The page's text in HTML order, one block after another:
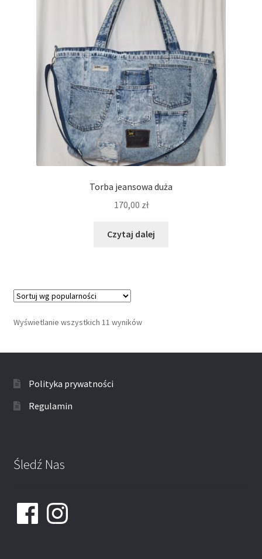
Torba jeansowa duża
170,00 zł
Czytaj dalej
Wyświetlanie wszystkich 11 wyników
Polityka prywatności
Regulamin
Śledź Nas
FacebookInstagram